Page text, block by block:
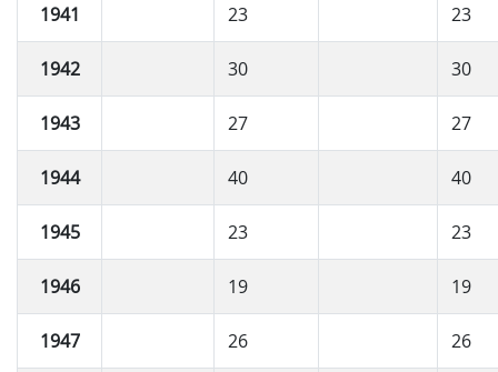
1941 23 23
1942 30 30
1943 27 27
1944 40 40
1945 23 23
1946 19 19
1947 26 26